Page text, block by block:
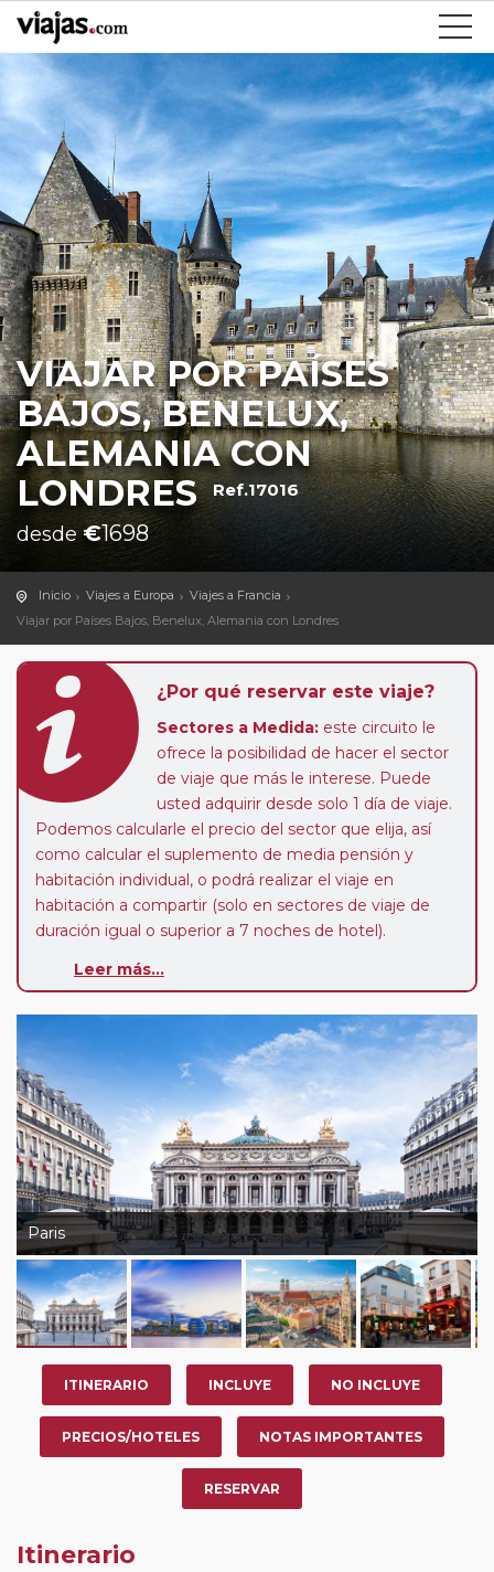
VIAJAR POR PAÍSES
BAJOS, BENELUX,
ALEMANIA CON
LONDRES Ref.17016
desde €1698
Inicio Viajes a Europa
Viajes a Francia
Viajar por Países Bajos, Benelux, Alemania con Londres
¿Por qué reservar este viaje?
Sectores a Medida: este circuito le
ofrece la posibilidad de hacer el sector
de viaje que más le interese. Puede
usted adquirir desde solo 1 día de viaje.
Podemos calcularle el precio del sector que elija, así
como calcular el suplemento de media pensión y
habitación individual, o podrá realizar el viaje en
habitación a compartir (solo en sectores de viaje de
duración igual o superior a 7 noches de hotel).
Paradas en Ruta:
su viaje, en la ciudad que desee por período de 1, 3, 4 o
7 noches según circuito y fechas de salida. Es
fundamental que el circuito tenga salida posterior a la
fecha escogida y permita la salida deseada. El
suplemento por parada efectuada es de 40 Euros/52
Dólares por persona. Si la parada se realiza para tomar
otro circuito del mismo proveedor no se abonará este
suplemento.
Leer más...
Paris
ITINERARIO INCLUYE NO INCLUYE
PRECIOS/HOTELES NOTAS IMPORTANTES
RESERVAR
Itinerario